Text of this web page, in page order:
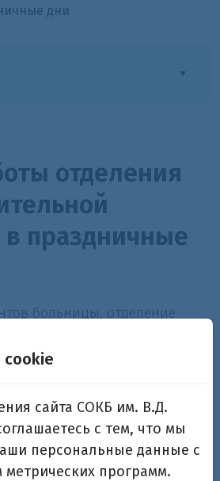
дни
отделения
праздничные
больницы, отделение
дни – с 2 января
и 06.01.2017.
- (846) 956-17-60, 956-14-38
cookie
сайта СОКБ им. В.Д.
с тем, что мы
персональные данные с
метрических программ.